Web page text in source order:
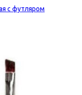
с футляром